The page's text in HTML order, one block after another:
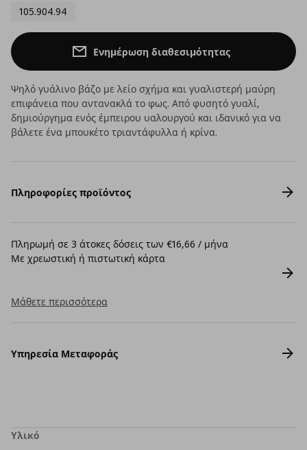
105.904.94
Ενημέρωση διαθεσιμότητας
Ψηλό γυάλινο βάζο με λείο σχήμα και γυαλιστερή μαύρη
επιφάνεια που αντανακλά το φως. Από φυσητό γυαλί,
δημιούργημα ενός έμπειρου υαλουργού και ιδανικό για να
βάλετε ένα μπουκέτο τριαντάφυλλα ή κρίνα.
Πληροφορίες προϊόντος
Πληρωμή σε 3 άτοκες δόσεις των €16,66 / μήνα
Με χρεωστική ή πιστωτική κάρτα
Μάθετε περισσότερα
Υπηρεσία Μεταφοράς
Υλικό